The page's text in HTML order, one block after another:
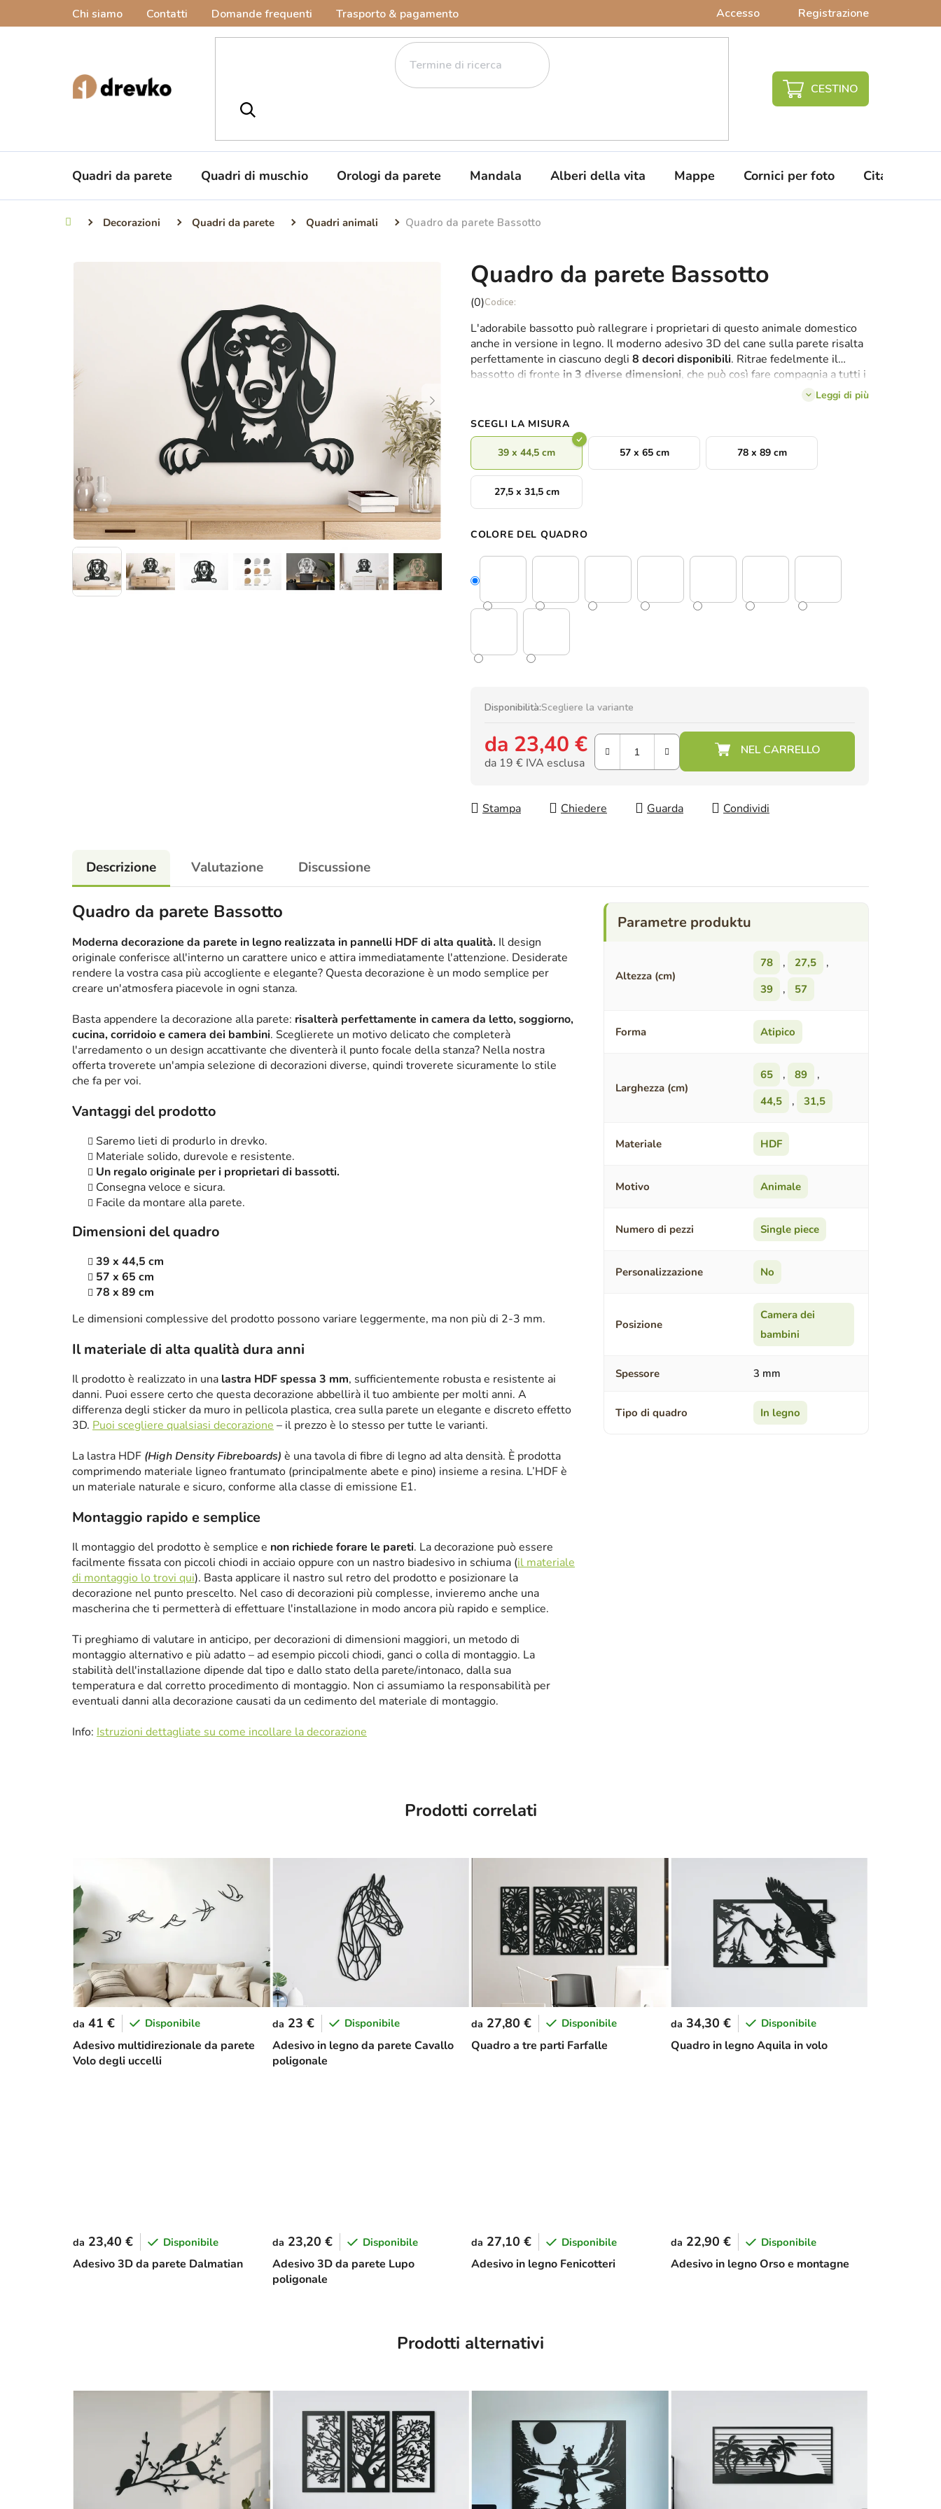
Chi siamo Contatti Domande frequenti Trasporto & pagamento Accesso Registrazione
CARRELLO
SPESA
Quadri da parete Quadri di muschio Orologi da parete Mandala Alberi della vita Mappe Cornici per foto Citazioni da
Casa Decorazioni Quadri da parete Quadri animali Quadro da parete Bassotto
Quadro da parete Bassotto
La
media
del
prodotto
è
5
stelle.
(0)
L'adorabile bassotto può rallegrare i proprietari di questo animale domestico
anche in versione in legno. Il moderno adesivo 3D del cane sulla parete risalta
perfettamente in ciascuno degli 8 decori disponibili. Ritrae fedelmente il
bassotto di fronte in 3 diverse dimensioni, che può così fare compagnia a tutti i
Leggi di più
SCEGLI LA MISURA
39 x 44,5 cm 57 x 65 cm 78 x 89 cm
27,5 x 31,5 cm
COLORE DEL QUADRO
Disponibilità:Scegliere la variante
da 23,40 €
da 19 € IVA esclusa
Stampa
Chiedere Guarda Condividi
Descrizione Valutazione Discussione
Quadro da parete Bassotto
Moderna decorazione da parete in legno realizzata in pannelli HDF di alta qualità. Il design
originale conferisce all'interno un carattere unico e attira immediatamente l'attenzione. Desiderate
rendere la vostra casa più accogliente e elegante? Questa decorazione è un modo semplice per
creare un'atmosfera piacevole in ogni stanza.
Basta appendere la decorazione alla parete: risalterà perfettamente in camera da letto, soggiorno,
cucina, corridoio e camera dei bambini. Sceglierete un motivo delicato che completerà
l'arredamento o un design accattivante che diventerà il punto focale della stanza? Nella nostra
offerta troverete un'ampia selezione di decorazioni diverse, quindi troverete sicuramente lo stile
che fa per voi.
Vantaggi del prodotto
Saremo lieti di produrlo in drevko.
Materiale solido, durevole e resistente.
Un regalo originale per i proprietari di bassotti.
Consegna veloce e sicura.
Facile da montare alla parete.
Dimensioni del quadro
39 x 44,5 cm
57 x 65 cm
78 x 89 cm
Le dimensioni complessive del prodotto possono variare leggermente, ma non più di 2-3 mm.
Il materiale di alta qualità dura anni
Il prodotto è realizzato in una lastra HDF spessa 3 mm, sufficientemente robusta e resistente ai
danni. Puoi essere certo che questa decorazione abbellirà il tuo ambiente per molti anni. A
differenza degli sticker da muro in pellicola plastica, crea sulla parete un elegante e discreto effetto
3D. Puoi scegliere qualsiasi decorazione – il prezzo è lo stesso per tutte le varianti.
La lastra HDF (High Density Fibreboards) è una tavola di fibre di legno ad alta densità. È prodotta
comprimendo materiale ligneo frantumato (principalmente abete e pino) insieme a resina. L’HDF è
un materiale naturale e sicuro, conforme alla classe di emissione E1.
Montaggio rapido e semplice
Il montaggio del prodotto è semplice e non richiede forare le pareti. La decorazione può essere
facilmente fissata con piccoli chiodi in acciaio oppure con un nastro biadesivo in schiuma (il materiale
di montaggio lo trovi qui). Basta applicare il nastro sul retro del prodotto e posizionare la
decorazione nel punto prescelto. Nel caso di decorazioni più complesse, invieremo anche una
mascherina che ti permetterà di effettuare l'installazione in modo ancora più rapido e semplice.
Ti preghiamo di valutare in anticipo, per decorazioni di dimensioni maggiori, un metodo di
montaggio alternativo e più adatto – ad esempio piccoli chiodi, ganci o colla di montaggio. La
stabilità dell'installazione dipende dal tipo e dallo stato della parete/intonaco, dalla sua
temperatura e dal corretto procedimento di montaggio. Non ci assumiamo la responsabilità per
eventuali danni alla decorazione causati da un cedimento del materiale di montaggio.
Info: Istruzioni dettagliate su come incollare la decorazione
Altezza (cm)
78 , 27,5
,
39
, 57
Forma Atipico
Larghezza (cm)
65 , 89
,
44,5
, 31,5
Materiale HDF
Motivo Animale
Numero di pezzi Single piece
Personalizzazione No
Posizione
Camera dei
bambini
Spessore 3 mm
Tipo di quadro In legno
Prodotti correlati
Adesivo multidirezionale da parete
Volo degli uccelli
da 41 € Disponibile
Adesivo in legno da parete Cavallo
poligonale
da 23 € Disponibile
Quadro a tre parti Farfalle
da 27,80 € Disponibile
Quadro in legno Aquila in volo
da 34,30 € Disponibile
Adesivo 3D da parete Dalmatian
da 23,40 € Disponibile
Adesivo 3D da parete Lupo
poligonale
da 23,20 € Disponibile
Adesivo in legno Fenicotteri
da 27,10 € Disponibile
Adesivo in legno Orso e montagne
da 22,90 € Disponibile
Prodotti alternativi